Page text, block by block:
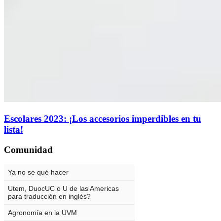
Escolares 2023: ¡Los accesorios imperdibles en tu
lista!
Comunidad